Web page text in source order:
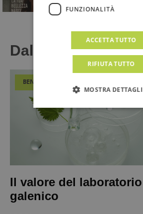
Dal Magazine
BENESSERE
Il valore del laboratorio
galenico
FUNZIONALITÀ
ACCETTA TUTTO
RIFIUTA TUTTO
MOSTRA DETTAGLI